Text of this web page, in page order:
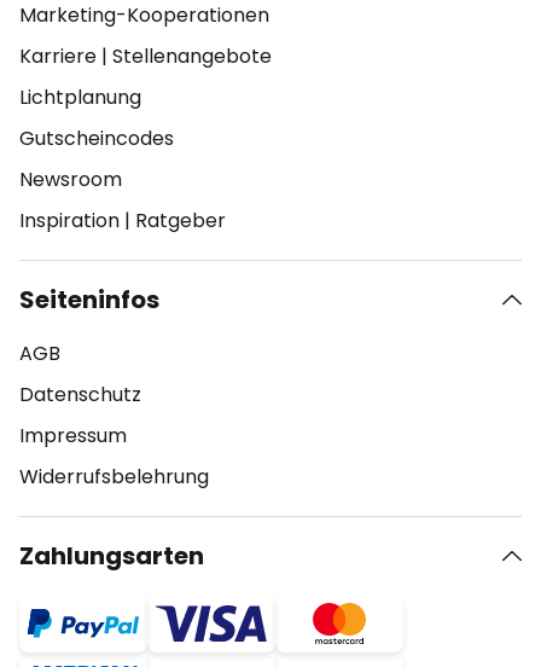
Marketing-Kooperationen
Karriere | Stellenangebote
Lichtplanung
Gutscheincodes
Newsroom
Inspiration | Ratgeber
Seiteninfos
AGB
Datenschutz
Impressum
Widerrufsbelehrung
Zahlungsarten